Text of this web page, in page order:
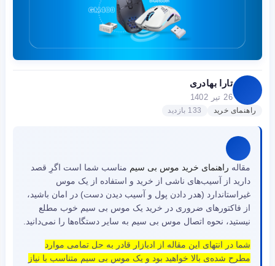
تارا بهادری
26 تیر 1402
راهنمای خرید 133 بازدید
مقاله راهنمای خرید موس بی سیم مناسب شما است اگرِ قصد
دارید از آسیب‌های ناشی از خرید و استفاده از یک موس
غیراستاندارد (هدر دادن پول و آسیب دیدن دست) در امان باشید،
از فاکتورهای ضروری در خرید یک موس بی سیم خوب مطلع
نیستید، نحوه اتصال موس بی سیم به سایر دستگاه‌ها را نمی‌دانید.
شما در انتهای این مقاله از ادبازار قادر به حل تمامی موارد
مطرح شده‌ی بالا خواهید بود و یک موس بی سیم متناسب با نیاز